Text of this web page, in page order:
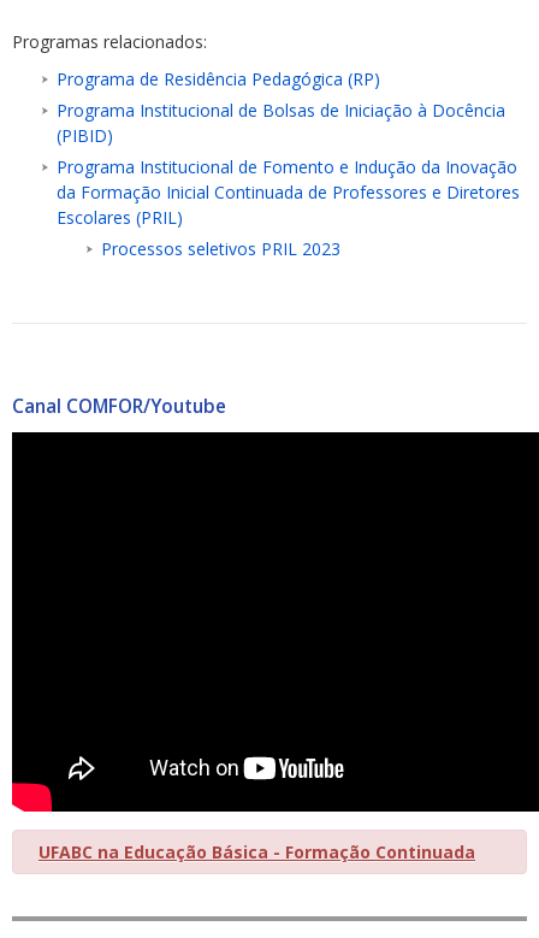
Programas relacionados:
Programa de Residência Pedagógica (RP)
Programa Institucional de Bolsas de Iniciação à Docência
(PIBID)
Programa Institucional de Fomento e Indução da Inovação
da Formação Inicial Continuada de Professores e Diretores
Escolares (PRIL)
Processos seletivos PRIL 2023
Canal COMFOR/Youtube
UFABC na Educação Básica - Formação Continuada